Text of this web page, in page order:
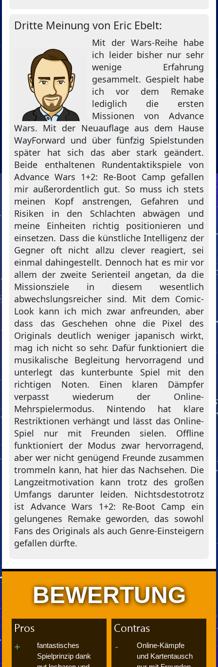
Dritte Meinung von Eric Ebelt:
Mit der Wars-Reihe habe
ich leider bisher nur sehr
wenige Erfahrung
gesammelt. Gespielt habe
ich vor dem Remake
lediglich die ersten
Missionen von Advance
Wars. Mit der Neuauflage aus dem Hause
WayForward und über fünfzig Spielstunden
später hat sich das aber stark geändert.
Beide enthaltenen Rundentaktikspiele von
Advance Wars 1+2: Re-Boot Camp gefallen
mir außerordentlich gut. So muss ich stets
meinen Kopf anstrengen, Gefahren und
Risiken in den Schlachten abwägen und
meine Einheiten richtig positionieren und
einsetzen. Dass die künstliche Intelligenz der
Gegner oft nicht allzu clever reagiert, sei
einmal dahingestellt. Dennoch hat es mir vor
allem der zweite Serienteil angetan, da die
Missionsziele in diesem wesentlich
abwechslungsreicher sind. Mit dem Comic-
Look kann ich mich zwar anfreunden, aber
dass das Geschehen ohne die Pixel des
Originals deutlich weniger japanisch wirkt,
mag ich nicht so sehr. Dafür funktioniert die
musikalische Begleitung hervorragend und
unterlegt das kunterbunte Spiel mit den
richtigen Noten. Einen klaren Dämpfer
verpasst wiederum der Online-
Mehrspielermodus. Nintendo hat klare
Restriktionen verhängt und lässt das Online-
Spiel nur mit Freunden sielen. Offline
funktioniert der Modus zwar hervorragend,
aber wer nicht genügend Freunde zusammen
trommeln kann, hat hier das Nachsehen. Die
Langzeitmotivation kann trotz des großen
Umfangs darunter leiden. Nichtsdestotrotz
ist Advance Wars 1+2: Re-Boot Camp ein
gelungenes Remake geworden, das sowohl
Fans des Originals als auch Genre-Einsteigern
gefallen dürfte.
BEWERTUNG
Pros
fantastisches
Spielprinzip dank
Contras
Online-Kämpfe
und Kartentausch